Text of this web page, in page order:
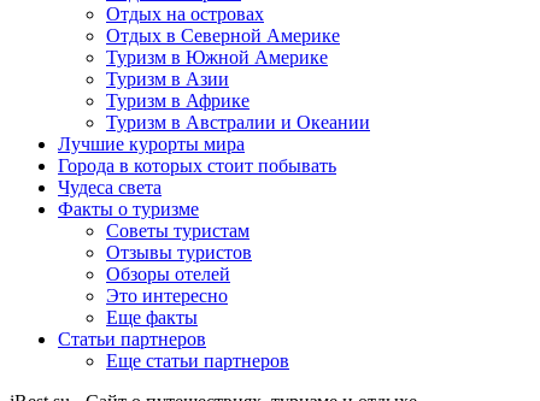
Отдых на островах
Отдых в Северной Америке
Туризм в Южной Америке
Туризм в Азии
Туризм в Африке
Туризм в Австралии и Океании
Лучшие курорты мира
Города в которых стоит побывать
Чудеса света
Факты о туризме
Советы туристам
Отзывы туристов
Обзоры отелей
Это интересно
Еще факты
Статьи партнеров
Еще статьи партнеров